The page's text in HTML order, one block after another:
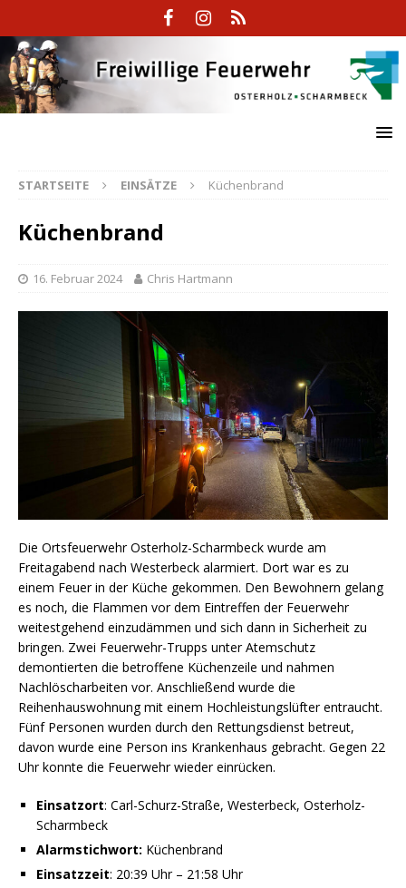
STARTSEITE EINSÄTZE Küchenbrand
Küchenbrand
16. Februar 2024 Chris Hartmann
Die Ortsfeuerwehr Osterholz-Scharmbeck wurde am
Freitagabend nach Westerbeck alarmiert. Dort war es zu
einem Feuer in der Küche gekommen. Den Bewohnern gelang
es noch, die Flammen vor dem Eintreffen der Feuerwehr
weitestgehend einzudämmen und sich dann in Sicherheit zu
bringen. Zwei Feuerwehr-Trupps unter Atemschutz
demontierten die betroffene Küchenzeile und nahmen
Nachlöscharbeiten vor. Anschließend wurde die
Reihenhauswohnung mit einem Hochleistungslüfter entraucht.
Fünf Personen wurden durch den Rettungsdienst betreut,
davon wurde eine Person ins Krankenhaus gebracht. Gegen 22
Uhr konnte die Feuerwehr wieder einrücken.
Einsatzort: Carl-Schurz-Straße, Westerbeck, Osterholz-
Scharmbeck
Alarmstichwort: Küchenbrand
Einsatzzeit: 20:39 Uhr – 21:58 Uhr